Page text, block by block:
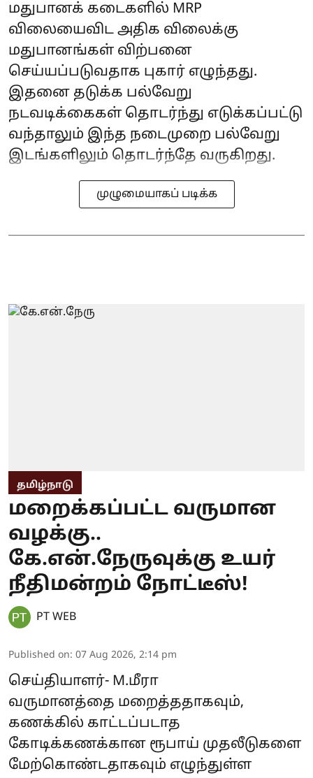
மதுபானக் கடைகளில் MRP
விலையைவிட அதிக விலைக்கு
மதுபானங்கள் விற்பனை
செய்யப்படுவதாக புகார் எழுந்தது.
இதனை தடுக்க பல்வேறு
நடவடிக்கைகள் தொடர்ந்து எடுக்கப்பட்டு
வந்தாலும் இந்த நடைமுறை பல்வேறு
இடங்களிலும் தொடர்ந்தே வருகிறது.
முழுமையாகப் படிக்க
தமிழ்நாடு
மறைக்கப்பட்ட வருமான
வழக்கு..
கே.என்.நேருவுக்கு உயர்
நீதிமன்றம் நோட்டீஸ்!
PT WEB
Published on: 07 Aug 2026, 2:14 pm
செய்தியாளர்- M.மீரா
வருமானத்தை மறைத்ததாகவும்,
கணக்கில் காட்டப்படாத
கோடிக்கணக்கான ரூபாய் முதலீடுகளை
மேற்கொண்டதாகவும் எழுந்துள்ள